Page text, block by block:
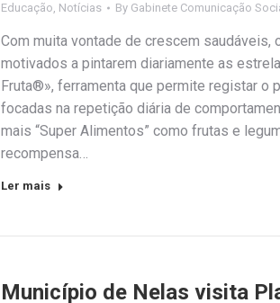
Educação, Notícias By Gabinete Comunicação
Com muita vontade de crescem
motivados a pintarem diariamente as
Fruta®», ferramenta que permite registar o
focadas na repetição diária de
mais “Super Alimentos” como frutas e
recompensa…
Ler mais
Município de Nelas visita